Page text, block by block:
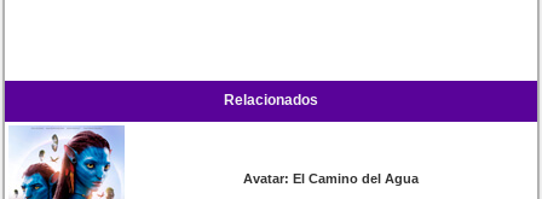
Relacionados
Avatar: El Camino del Agua